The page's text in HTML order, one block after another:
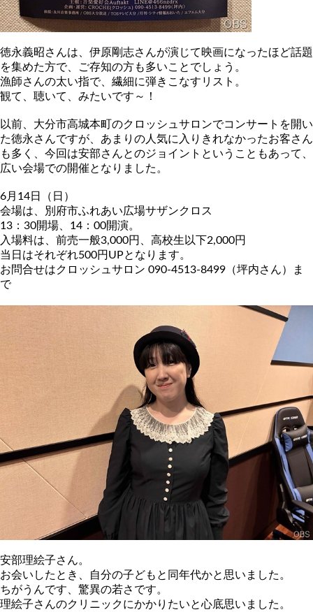
徳永義昭さんは、伊原剛志さんが演じて映画になったほど話題
を集めた方で、ご存知の方も多いことでしょう。
漁師さんの太い指で、繊細に弾きこなすリスト。
観て、聴いて、みたいです～！
以前、大分市高城本町のクロッシュサロンでコンサートを開い
た徳永さんですが、あまりの人気に入りきれなかったお客さん
も多く、 今回は安部さんとのジョイントということもあって、
広い会場での開催となりました。
6月14日（日）
会場は、別府市ふれあい広場サザンクロス
13：30開場、14：00開演。
入場料は、前売一般3,000円、高校生以下2,000円
当日はそれぞれ500円UPとなります。
お問合せはクロッシュサロン 090-4513-8499（坪内さん）ま
で
安部理絵子さん。
お会いしたとき、自分の子どもと同年代かと思いました。
ちがうんです、驚異の若さです。
理絵子さんのクリニックにかかりたいと心底思いました。